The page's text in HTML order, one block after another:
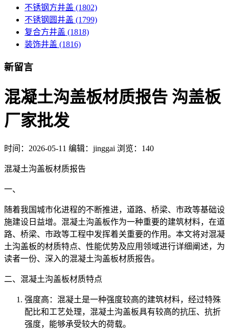
不锈钢方井盖 (1802)
不锈钢圆井盖 (1799)
复合方井盖 (1818)
装饰井盖 (1816)
新留言
混凝土沟盖板材质报告 沟盖板
厂家批发
时间： 2026-05-11 编辑：jinggai 浏览：140
混凝土沟盖板材质报告
一、
随着我国城市化进程的不断推进，道路、桥梁、市政等基础设
施建设日益增。混凝土沟盖板作为一种重要的建筑材料，在道
路、桥梁、市政等工程中发挥着关重要的作用。本文将对混凝
土沟盖板的材质特点、性能优势及应用领域进行详细阐述，为
读者一份、深入的混凝土沟盖板材质报告。
二、混凝土沟盖板材质特点
强度高：混凝土是一种强度较高的建筑材料，经过特殊
配比和工艺处理，混凝土沟盖板具有较高的抗压、抗折
强度，能够承受较大的荷载。